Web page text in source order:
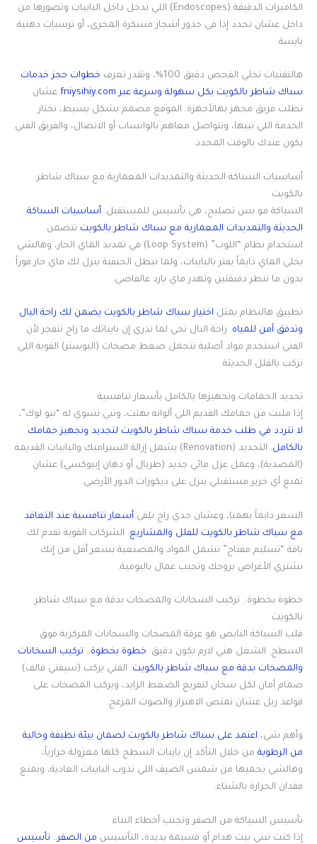
الكاميرات الدقيقة (Endoscopes) اللي تدخل داخل البايبات وتصورها من
داخل عشان تحدد إذا في جذور أشجار مسكرة المجرى، أو ترسبات دهنية
يابسة.
هالتقنيات تخلي الفحص دقيق 100%، وتقدر تعرف
خطوات حجز خدمات
سباك شاطر بالكويت بكل سهولة وسرعة عبر fniysihiy.com
عشان
تطلب فريق مجهز بهالأجهزة. الموقع مصمم بشكل بسيط، تختار
الخدمة اللي تبيها، وتتواصل معاهم بالواتساب أو الاتصال، والفريق الفني
يكون عندك بالوقت المحدد.
أساسيات السباكة الحديثة والتمديدات المعمارية مع سباك شاطر
بالكويت
السباكة مو بس تصليح، هي تأسيس للمستقبل. أساسيات السباكة
الحديثة والتمديدات المعمارية مع سباك شاطر بالكويت تتضمن
استخدام نظام “اللوب” (Loop System) في تمديد الماي الحار، وهالشي
يخلي الماي دايماً يفتر بالبايبات، ولما تبطل الحنفية ينزل لك ماي حار فوراً
بدون ما تنطر دقيقتين وتهدر ماي بارد عالفاضي.
تطبيق هالنظام يمثل اختيار سباك شاطر بالكويت يضمن لك راحة البال
وتدفق آمن للمياه. راحة البال تجي لما تدري إن بايباتك ما راح تنفجر لأن
الفني استخدم مواد أصلية تتحمل ضغط مضخات (البوستر) القوية اللي
تركب بالفلل الحديثة.
تجديد الحمامات وتجهيزها بالكامل بأسعار تنافسية
إذا مليت من حمامك القديم اللي ألوانه بهتت، وتبي تسوي له “نيو لوك”،
لا تتردد في طلب خدمة سباك شاطر بالكويت لتجديد وتجهيز حمامك
بالكامل
. التجديد (Renovation) يشمل إزالة السيراميك والبايبات القديمة
(المصدية)، وعمل عزل مائي جديد (طربال أو دهان إيبوكسي) عشان
تمنع أي خرير مستقبلي ينزل على ديكورات الدور الأرضي.
السعر دايماً يهمنا، وعشان جذي راح تلقى أسعار تنافسية عند التعاقد
مع سباك شاطر بالكويت للفلل والمشاريع. الشركات القوية تقدم لك
باقة “تسليم مفتاح” تشمل المواد والمصنعية بسعر أقل من إنك
تشتري الأغراض بروحك وتجيب عمال باليومية.
خطوة بخطوة.. تركيب السخانات والمضخات بدقة مع سباك شاطر
بالكويت
قلب السباكة النابض هو غرفة المضخات والسخانات المركزية فوق
السطح. الشغل هني لازم يكون دقيق. خطوة بخطوة.. تركيب السخانات
والمضخات بدقة مع سباك شاطر بالكويت. الفني يركب (سيفتي فالف)
صمام أمان لكل سخان لتفريغ الضغط الزايد، ويركب المضخات على
قواعد ربل عشان تمتص الاهتزاز والصوت المزعج.
وأهم شي، اعتمد على سباك شاطر بالكويت لضمان بيئة نظيفة وخالية
من الرطوبة من خلال التأكد إن بايبات السطح كلها معزولة حرارياً،
وهالشي يحميها من شمس الصيف اللي تذوب البايبات العادية، ويمنع
فقدان الحرارة بالشتاء.
تأسيس السباكة من الصفر وتجنب أخطاء البناء
إذا كنت تبني بيت هدام أو قسيمة يديدة، التأسيس من الصفر.. تأسيس